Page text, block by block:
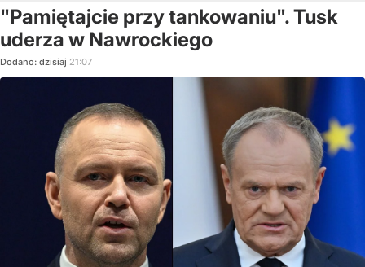
"Pamiętajcie przy tankowaniu". Tusk
uderza w Nawrockiego
Dodano: dzisiaj 21:07